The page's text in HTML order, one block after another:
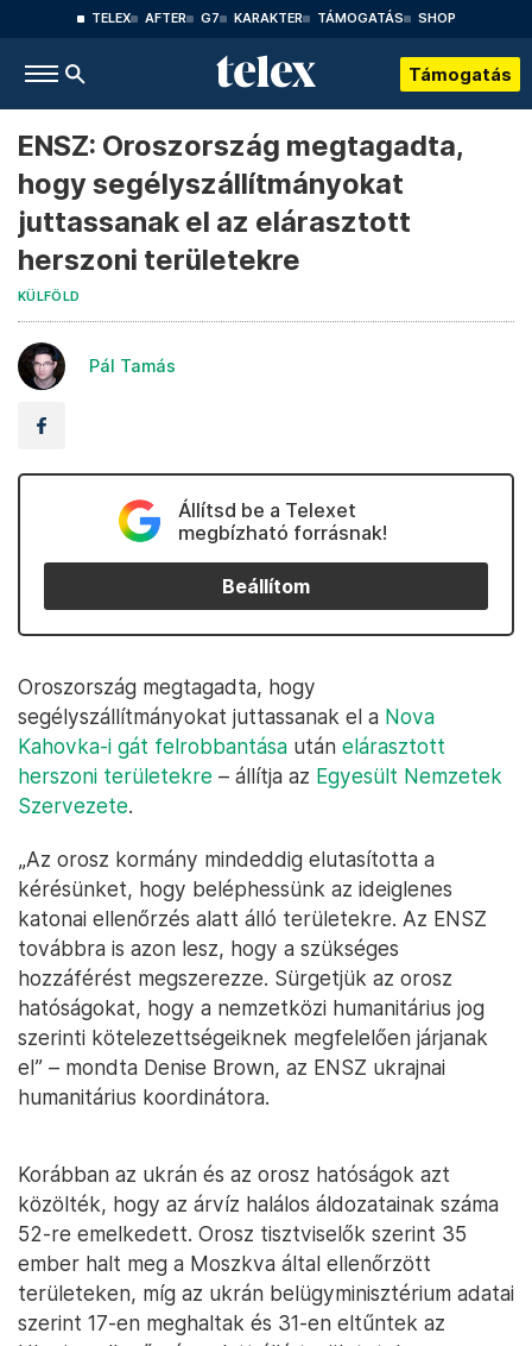
TELEX AFTER G7 KARAKTER TÁMOGATÁS SHOP
Támogatás
ENSZ: Oroszország megtagadta,
hogy segélyszállítmányokat
juttassanak el az elárasztott
herszoni területekre
KÜLFÖLD
Pál Tamás
Állítsd be a Telexet
megbízható forrásnak!
Beállítom
Oroszország megtagadta, hogy
segélyszállítmányokat juttassanak el a Nova
Kahovka-i gát felrobbantása után elárasztott
herszoni területekre – állítja az Egyesült Nemzetek
Szervezete.
„Az orosz kormány mindeddig elutasította a
kérésünket, hogy beléphessünk az ideiglenes
katonai ellenőrzés alatt álló területekre. Az ENSZ
továbbra is azon lesz, hogy a szükséges
hozzáférést megszerezze. Sürgetjük az orosz
hatóságokat, hogy a nemzetközi humanitárius jog
szerinti kötelezettségeiknek megfelelően járjanak
el” – mondta Denise Brown, az ENSZ ukrajnai
humanitárius koordinátora.
Korábban az ukrán és az orosz hatóságok azt
közölték, hogy az árvíz halálos áldozatainak száma
52-re emelkedett. Orosz tisztviselők szerint 35
ember halt meg a Moszkva által ellenőrzött
területeken, míg az ukrán belügyminisztérium adatai
szerint 17-en meghaltak és 31-en eltűntek az